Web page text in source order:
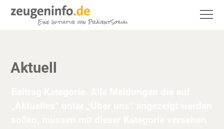
Aktuell